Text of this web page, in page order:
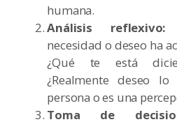
humana.
Análisis reflexivo:
necesidad o deseo ha
¿Qué te está
¿Realmente deseo
persona o es una
Toma de